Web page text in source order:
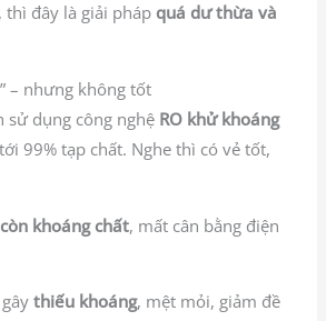
thì đây là giải pháp quá dư thừa và
– nhưng không tốt
sử dụng công nghệ RO khử khoáng
99% tạp chất. Nghe thì có vẻ tốt,
khoáng chất, mất cân bằng điện
gâythiếu khoáng, mệt mỏi, giảm đề